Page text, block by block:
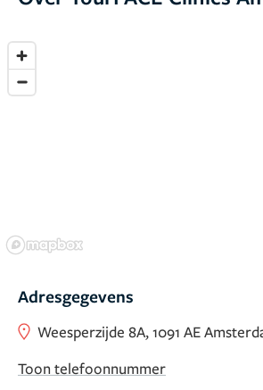
Adresgegevens
Weesperzijde 8A, 1091 AE
Toon telefoonnummer